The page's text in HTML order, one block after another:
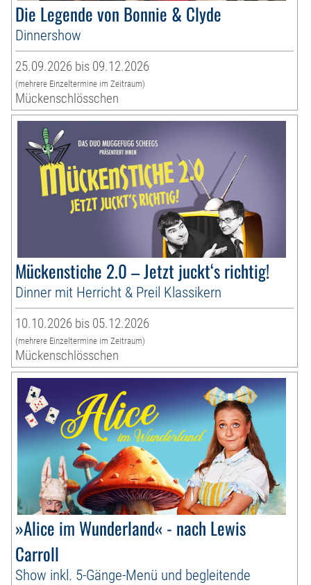
Die Legende von Bonnie & Clyde
Dinnershow
25.09.2026 bis 09.12.2026
(mehrere Einzeltermine im Zeitraum)
Mückenschlösschen
Mückenstiche 2.0 – Jetzt juckt‘s richtig!
Dinner mit Herricht & Preil Klassikern
10.10.2026 bis 05.12.2026
(mehrere Einzeltermine im Zeitraum)
Mückenschlösschen
»Alice im Wunderland« - nach Lewis
Carroll
Show inkl. 5-Gänge-Menü und begleitende